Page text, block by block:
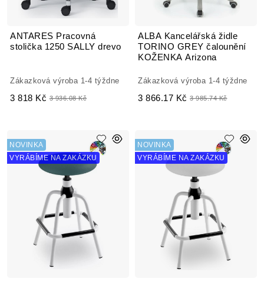
ANTARES Pracovná
stolička 1250 SALLY drevo
Zákazková výroba 1-4 týždne
3 818 Kč 3 936.08 Kč
ALBA Kancelářská židle
TORINO GREY čalounění
KOŽENKA Arizona
Zákazková výroba 1-4 týždne
3 866.17 Kč 3 985.74 Kč
NOVINKA
VYRÁBÍME NA ZAKÁZKU
NOVINKA
VYRÁBÍME NA ZAKÁZKU